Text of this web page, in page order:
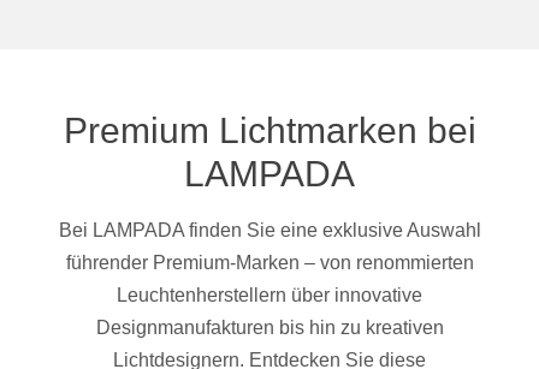
Premium Lichtmarken bei
LAMPADA
Bei LAMPADA finden Sie eine exklusive Auswahl
führender Premium-Marken – von renommierten
Leuchtenherstellern über innovative
Designmanufakturen bis hin zu kreativen
Lichtdesignern. Entdecken Sie diese